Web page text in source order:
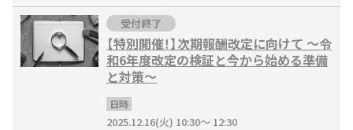
受付終了
【特別開催！】次期報酬改定に向けて ～令
和6年度改定の検証と今から始める準備
と対策～
日時
2025.12.16(火) 10:30～ 12:30